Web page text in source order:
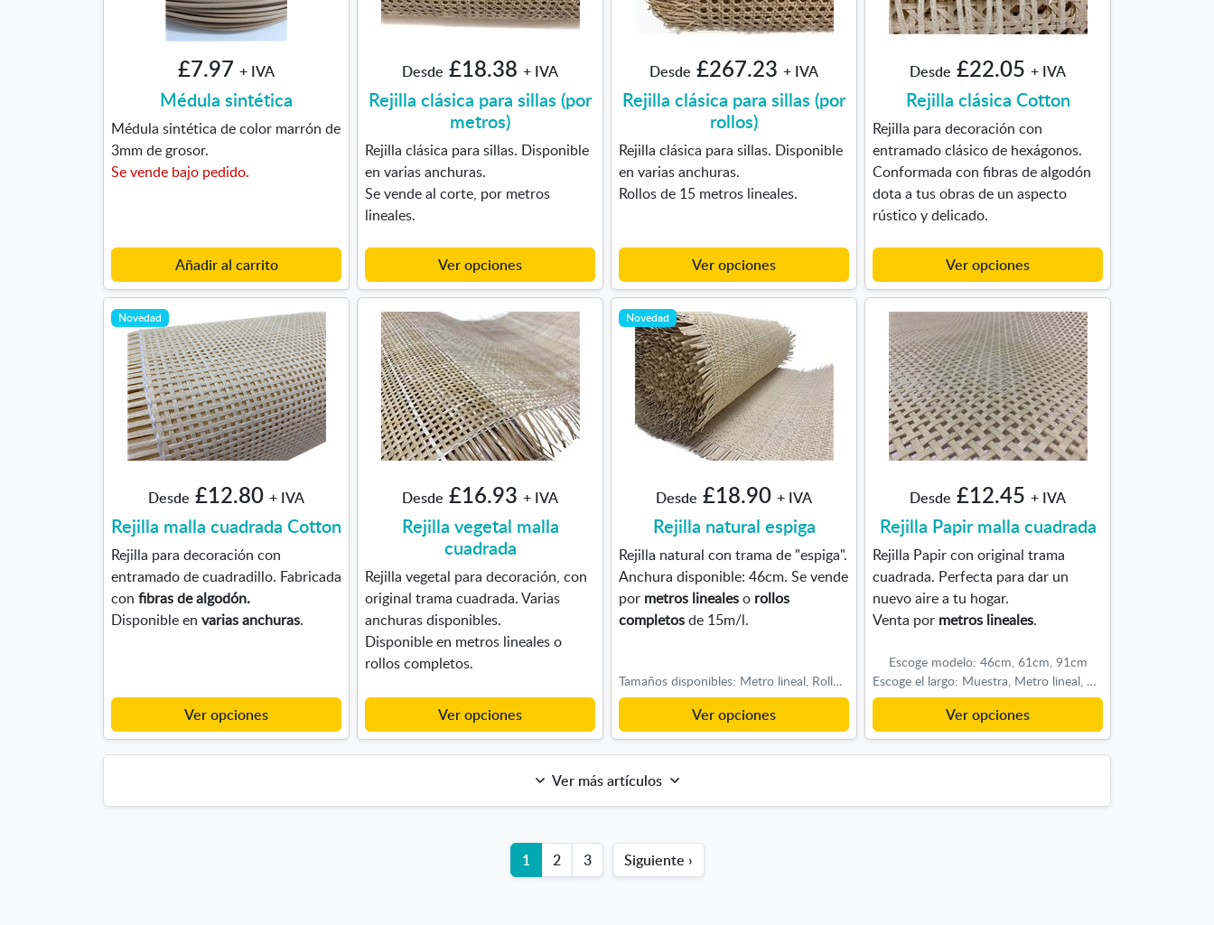
£7.97 + IVA
Médula sintética
Médula sintética de color marrón de
3mm de grosor.
Se vende bajo pedido.
Añadir al carrito
Desde £18.38 + IVA
Rejilla clásica para sillas (por
metros)
Rejilla clásica para sillas. Disponible
en varias anchuras.
Se vende al corte, por metros
lineales.
Ver opciones
Desde £267.23 + IVA
Rejilla clásica para sillas (por
rollos)
Rejilla clásica para sillas. Disponible
en varias anchuras.
Rollos de 15 metros lineales.
Ver opciones
Desde £22.05 + IVA
Rejilla clásica Cotton
Rejilla para decoración con
entramado clásico de hexágonos.
Conformada con fibras de algodón
dota a tus obras de un aspecto
rústico y delicado.
Ver opciones
Novedad
Desde £12.80 + IVA
Rejilla malla cuadrada Cotton
Rejilla para decoración con
entramado de cuadradillo. Fabricada
con fibras de algodón.
Disponible en varias anchuras.
Ver opciones
Desde £16.93 + IVA
Rejilla vegetal malla
cuadrada
Rejilla vegetal para decoración, con
original trama cuadrada. Varias
anchuras disponibles.
Disponible en metros lineales o
rollos completos.
Ver opciones
Novedad
Desde £18.90 + IVA
Rejilla natural espiga
Rejilla natural con trama de "espiga".
Anchura disponible: 46cm. Se vende
por metros linealeso rollos
completosde 15m/l.
Tamaños disponibles: Metro lineal, Rollo completo (15m), Muestra
Ver opciones
Desde £12.45 + IVA
Rejilla Papir malla cuadrada
Rejilla Papir con original trama
cuadrada. Perfecta para dar un
nuevo aire a tu hogar.
Venta por metros lineales.
Escoge modelo: 46cm, 61cm, 91cm
Escoge el largo: Muestra, Metro lineal, Rollo completo (15m)
Ver opciones
Ver más artículos
1 2 3 Siguiente ›